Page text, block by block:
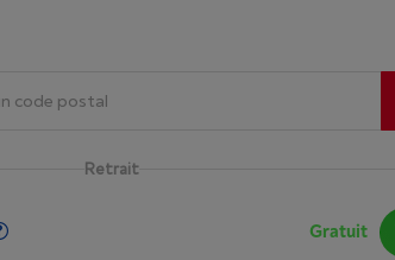
Retrait
Gratuit